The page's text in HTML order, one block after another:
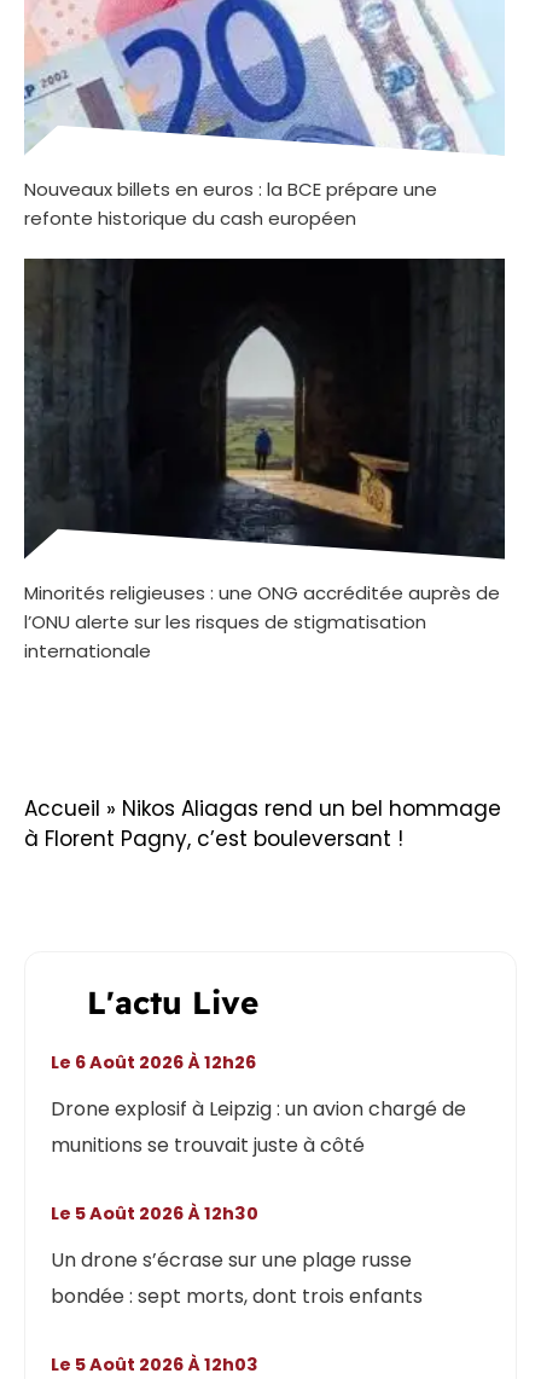
Nouveaux billets en euros : la BCE prépare une
refonte historique du cash européen
Minorités religieuses : une ONG accréditée auprès de
l’ONU alerte sur les risques de stigmatisation
internationale
Accueil » Nikos Aliagas rend un bel hommage
à Florent Pagny, c’est bouleversant !
L'actu Live
Drone explosif à Leipzig : un avion chargé de
munitions se trouvait juste à côté
Le 6 Août 2026 À 12h26
Un drone s’écrase sur une plage russe
bondée : sept morts, dont trois enfants
Le 5 Août 2026 À 12h30
Le 5 Août 2026 À 12h03